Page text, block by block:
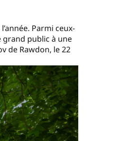
Parmi ceux-
public à une
de Rawdon, le 22